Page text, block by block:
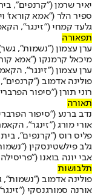
יאיר שרמן ("קרנפים",
ספיר הלר ("אמא קוראז'
גלעד קמחי ("זינגר",
תפאורה
ערן עצמון ("נשמות",
מיכאל קרמנקו ("אמא
ערן עצמון ("זינגר",
פולינה אדמוב
רוני תורן ("סיפור
תאורה
נדב ברנע ("סיפור
אורי מורג ("זינגר",
פליס רוס ("קרנפים", בית
גלב פילשטינסקין
אבי יונה בואנו
תלבושות
פולינה אדמוב ("נשמות",
אורנה סמורגנסקי